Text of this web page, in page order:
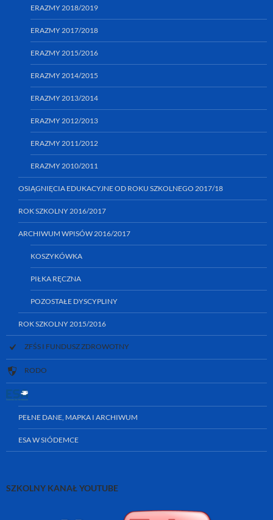
ERAZMY 2018/2019
ERAZMY 2017/2018
ERAZMY 2015/2016
ERAZMY 2014/2015
ERAZMY 2013/2014
ERAZMY 2012/2013
ERAZMY 2011/2012
ERAZMY 2010/2011
OSIĄGNIĘCIA EDUKACYJNE OD ROKU SZKOLNEGO 2017/18
ROK SZKOLNY 2016/2017
ARCHIWUM WPISÓW 2016/2017
KOSZYKÓWKA
PIŁKA RĘCZNA
POZOSTAŁE DYSCYPLINY
ROK SZKOLNY 2015/2016
ZFŚS I FUNDUSZ ZDROWOTNY
RODO
PEŁNE DANE, MAPKA I ARCHIWUM
ESA W SIÓDEMCE
SZKOLNY KANAŁ YOUTUBE